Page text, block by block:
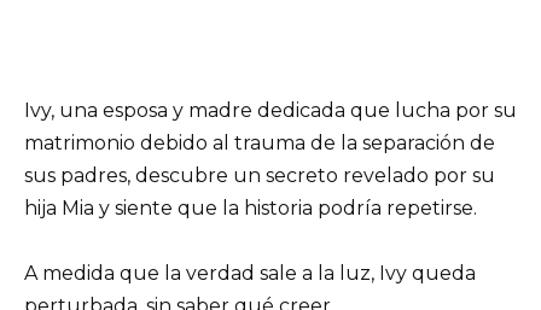
Ivy, una esposa y madre dedicada que lucha por su
matrimonio debido al trauma de la separación de
sus padres, descubre un secreto revelado por su
hija Mia y siente que la historia podría repetirse.
A medida que la verdad sale a la luz, Ivy queda